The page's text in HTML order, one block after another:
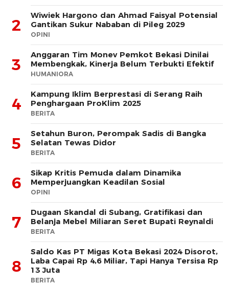
2
Wiwiek Hargono dan Ahmad Faisyal Potensial
Gantikan Sukur Nababan di Pileg 2029
OPINI
3
Anggaran Tim Monev Pemkot Bekasi Dinilai
Membengkak, Kinerja Belum Terbukti Efektif
HUMANIORA
4
Kampung Iklim Berprestasi di Serang Raih
Penghargaan ProKlim 2025
BERITA
5
Setahun Buron, Perompak Sadis di Bangka
Selatan Tewas Didor
BERITA
6
Sikap Kritis Pemuda dalam Dinamika
Memperjuangkan Keadilan Sosial
OPINI
7
Dugaan Skandal di Subang, Gratifikasi dan
Belanja Mebel Miliaran Seret Bupati Reynaldi
BERITA
8
Saldo Kas PT Migas Kota Bekasi 2024 Disorot,
Laba Capai Rp 4,6 Miliar, Tapi Hanya Tersisa Rp
13 Juta
BERITA